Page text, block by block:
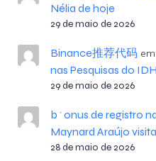
Nélia de hoje
29 de maio de 2026
Binance推荐代码em
nas Pesquisas do
29 de maio de 2026
b^onus de registro
Maynard Araújo
28 de maio de 2026